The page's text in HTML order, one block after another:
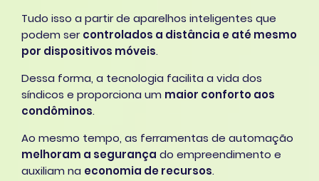
Tudo isso a partir de aparelhos inteligentes que
podem sercontrolados a distância e até mesmo
por dispositivos móveis.
Dessa forma, a tecnologia facilita a vida dos
síndicos e proporciona um maior conforto aos
condôminos.
Ao mesmo tempo, as ferramentas de automação
melhoram a segurança do empreendimento e
auxiliam na economia de recursos.